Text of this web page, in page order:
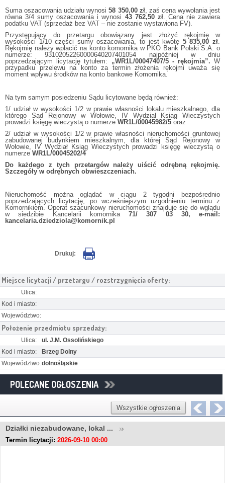
Suma oszacowania udziału wynosi58 350,00 zł, zaś cena wywołania jest
równa 3/4 sumy oszacowania i wynosi 43 762,50 zł. Cena nie zawiera
podatku VAT (sprzedaż bez VAT – nie zostanie wystawiona FV).
Przystępujący do przetargu obowiązany jest złożyć rękojmię w
wysokości 1/10 części sumy oszacowania, to jest kwotę 5 835,00 zł
Rękojmię należy wpłacić na konto komornika w PKO Bank Polski S.A. o
numerze: 93102052260000640207401054 najpóźniej w dniu
poprzedzającym licytację tytułem: „WR1L/00047407/5 - rękojmia”. W
przypadku przelewu na konto za termin złożenia rękojmi uważa się
moment wpływu środków na konto bankowe Komornika.
Na tym samym posiedzeniu Sądu licytowane będą również:
1/ udział w wysokości 1/2 w prawie własności lokalu mieszkalnego, dla
którego Sąd Rejonowy w Wołowie, IV Wydział Ksiąg Wieczystych
prowadzi księgę wieczystą o numerze WR1L/00045982/5 oraz
2/ udział w wysokości 1/2 w prawie własności nieruchomości gruntowej
zabudowanej budynkiem mieszkalnym, dla której Sąd Rejonowy w
Wołowie, IV Wydział Ksiąg Wieczystych prowadzi księgę wieczystą o
numerze WR1L/00045202/4
Do każdego z tych przetargów należy uiścić odrębną rękojmię.
Szczegóły w odrębnych obwieszczeniach.
Nieruchomość można oglądać w ciągu 2 tygodni bezpośrednio
poprzedzających licytację, po wcześniejszym uzgodnieniu terminu z
Komornikiem. Operat szacunkowy nieruchomości znajduje się do wglądu
w siedzibie Kancelarii komornika 71/ 307 03 30, e-mail:
kancelaria.dziedziola@komornik.pl
Drukuj:
Miejsce licytacji / przetargu / rozstrzygnięcia oferty:
Ulica:
Kod i miasto:
Województwo:
Położenie przedmiotu sprzedaży:
Ulica:
ul. J.M. Ossolińskiego
Kod i miasto:
Brzeg Dolny
Województwo:dolnośląskie
POLECANE OGŁOSZENIA
Wszystkie ogłoszenia
Działki niezabudowane, lokal ...
Termin licytacji: 2026-09-10 00:00